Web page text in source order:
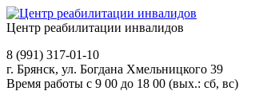
Центр реабилитации инвалидов
8 (991) 317-01-10
г. Брянск, ул. Богдана Хмельницкого 39
Время работы с 9 00 до 18 00 (вых.: сб, вс)